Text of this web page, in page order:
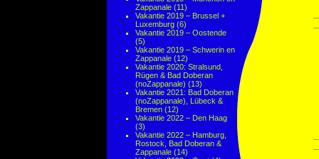
Zappanale (11)
Vakantie 2019 – Brussel +
Luxemburg (6)
Vakantie 2019 – Oostende
(5)
Vakantie 2019 – Schwerin en
Zappanale (12)
Vakantie 2020: Stralsund,
Rügen & Bad Doberan
(noZappanale) (13)
Vakantie 2021: Bad Doberan
(noZappanale), Lübeck &
Bremen (12)
Vakantie 2022 – Den Haag
(3)
Vakantie 2022 – Hamburg,
Rostock, Bad Doberan &
Zappanale (14)